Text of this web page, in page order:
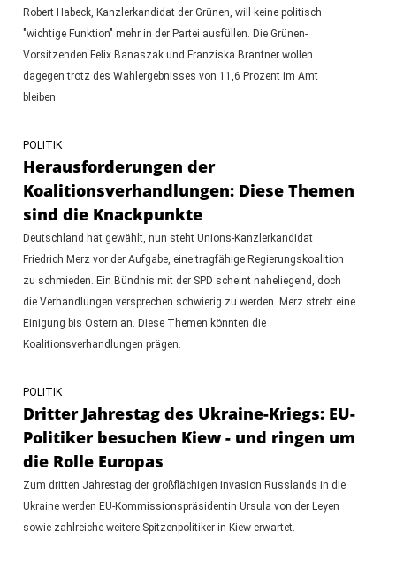
Robert Habeck, Kanzlerkandidat der Grünen, will keine politisch
"wichtige Funktion" mehr in der Partei ausfüllen. Die Grünen-
Vorsitzenden Felix Banaszak und Franziska Brantner wollen
dagegen trotz des Wahlergebnisses von 11,6 Prozent im Amt
bleiben.
POLITIK
Herausforderungen der
Koalitionsverhandlungen: Diese Themen
sind die Knackpunkte
Deutschland hat gewählt, nun steht Unions-Kanzlerkandidat
Friedrich Merz vor der Aufgabe, eine tragfähige Regierungskoalition
zu schmieden. Ein Bündnis mit der SPD scheint naheliegend, doch
die Verhandlungen versprechen schwierig zu werden. Merz strebt eine
Einigung bis Ostern an. Diese Themen könnten die
Koalitionsverhandlungen prägen.
POLITIK
Dritter Jahrestag des Ukraine-Kriegs: EU-
Politiker besuchen Kiew - und ringen um
die Rolle Europas
Zum dritten Jahrestag der großflächigen Invasion Russlands in die
Ukraine werden EU-Kommissionspräsidentin Ursula von der Leyen
sowie zahlreiche weitere Spitzenpolitiker in Kiew erwartet.